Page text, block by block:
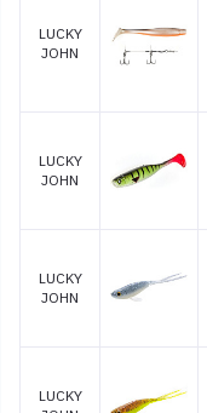
LUCKY
JOHN
LUCKY
JOHN
LUCKY
JOHN
LUCKY